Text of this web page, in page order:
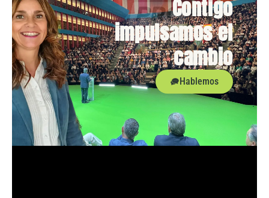
Contigo
impulsamos el
cambio
Hablemos